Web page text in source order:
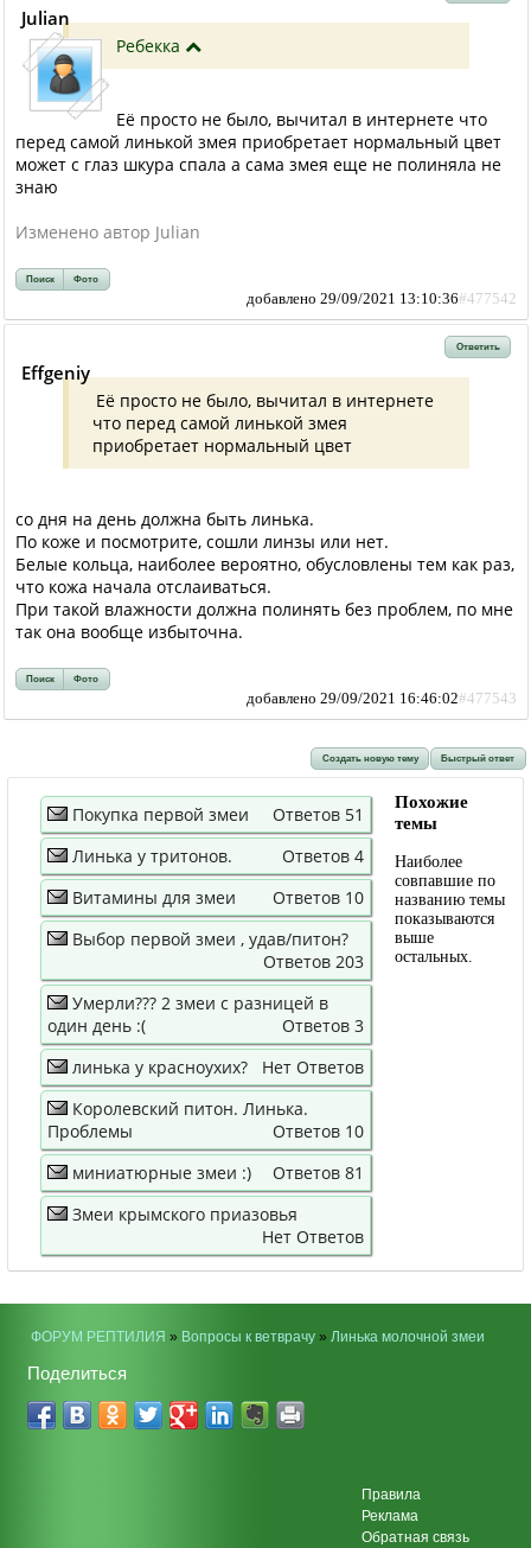
Julian
Ребекка
Её просто не было, вычитал в интернете что
перед самой линькой змея приобретает нормальный цвет
может с глаз шкура спала а сама змея еще не полиняла не
знаю
Изменено автор Julian
Поиск Фото
добавлено 29/09/2021 13:10:36#477542
Ответить
Effgeniy
Её просто не было, вычитал в интернете
что перед самой линькой змея
приобретает нормальный цвет
со дня на день должна быть линька.
По коже и посмотрите, сошли линзы или нет.
Белые кольца, наиболее вероятно, обусловлены тем как раз,
что кожа начала отслаиваться.
При такой влажности должна полинять без проблем, по мне
так она вообще избыточна.
Поиск Фото
добавлено 29/09/2021 16:46:02#477543
Создать новую тему Быстрый ответ
Покупка первой змеи
Ответов 51
Линька у тритонов.
Ответов 4
Витамины для змеи
Ответов 10
Выбор первой змеи , удав/питон?
Ответов 203
Умерли??? 2 змеи с разницей в
один день :(
Ответов 3
линька у красноухих?
Нет Ответов
Королевский питон. Линька.
Проблемы
Ответов 10
миниатюрные змеи :)
Ответов 81
Змеи крымского приазовья
Нет Ответов
Похожие
темы
Наиболее
совпавшие по
названию темы
показываются
выше
остальных.
ФОРУМ РЕПТИЛИЯ » Вопросы к ветврачу» Линька молочной змеи
Поделиться
Правила
Реклама
Обратная связь